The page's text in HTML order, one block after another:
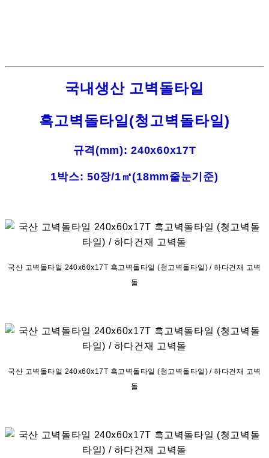
국내생산 고벽돌타일
흑고벽돌타일(청고벽돌타일)
규격(mm): 240x60x17T
1박스: 50장/1㎡(18mm줄눈기준)
국산 고벽돌타일 240x60x17T 흑고벽돌타일 (청고벽돌타일) / 하다건재 고벽
돌
국산 고벽돌타일 240x60x17T 흑고벽돌타일 (청고벽돌타일) / 하다건재 고벽
돌